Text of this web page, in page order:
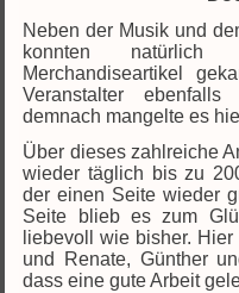
Neben der Musik und
konnten natürlich
Merchandiseartikel
Veranstalter
demnach mangelte es
Über dieses zahlreiche
wieder täglich bis zu
der einen Seite wieder
Seite blieb es zum
liebevoll wie bisher.
und Renate, Günther
dass eine gute Arbeit